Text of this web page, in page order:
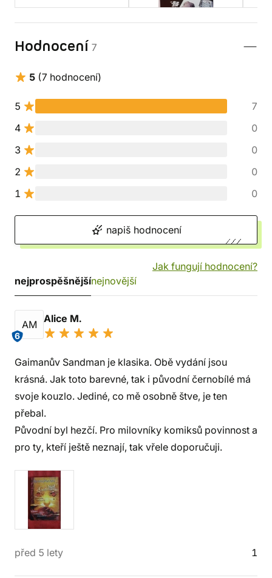
Hodnocení 7
5 (7 hodnocení)
5
7
4
0
3
0
2
0
1
0
napiš hodnocení
Jak fungují hodnocení?
nejprospěšnějšínejnovější
AM
6
Alice M.
Gaimanův Sandman je klasika. Obě vydání jsou
krásná. Jak toto barevné, tak i původní černobílé má
svoje kouzlo. Jediné, co mě osobně štve, je ten
přebal.
Původní byl hezčí. Pro milovníky komiksů povinnost a
pro ty, kteří ještě neznají, tak vřele doporučuji.
před 5 lety 1